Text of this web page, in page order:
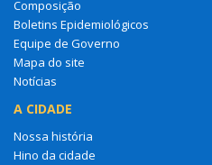
Composição
Boletins Epidemiológicos
Equipe de Governo
Mapa do site
Notícias
A CIDADE
Nossa história
Hino da cidade